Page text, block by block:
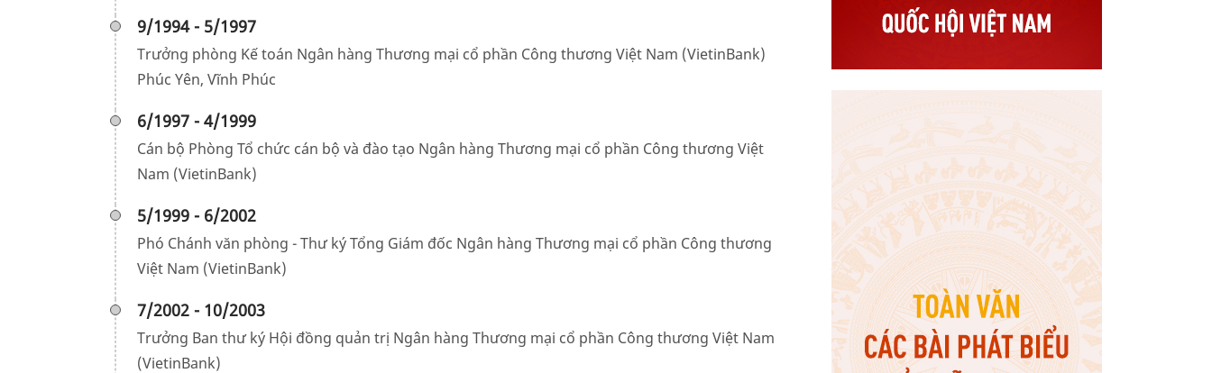
9/1994 - 5/1997
Trưởng phòng Kế toán Ngân hàng Thương mại cổ phần Công thương Việt Nam (VietinBank)
Phúc Yên, Vĩnh Phúc
6/1997 - 4/1999
Cán bộ Phòng Tổ chức cán bộ và đào tạo Ngân hàng Thương mại cổ phần Công thương Việt
Nam (VietinBank)
5/1999 - 6/2002
Phó Chánh văn phòng - Thư ký Tổng Giám đốc Ngân hàng Thương mại cổ phần Công thương
Việt Nam (VietinBank)
7/2002 - 10/2003
Trưởng Ban thư ký Hội đồng quản trị Ngân hàng Thương mại cổ phần Công thương Việt Nam
(VietinBank)